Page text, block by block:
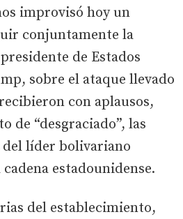
improvisó hoy un
conjuntamente la
de Estados
sobre el ataque llevado
con aplausos,
de “desgraciado”, las
líder bolivariano
estadounidense.
del establecimiento,